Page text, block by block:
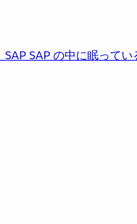
SAPSAP の中に眠って